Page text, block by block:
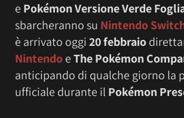
e Pokémon Versione Verde
sbarcheranno su Nintendo
è arrivato oggi20 febbraio
NintendoeThe Pokémon
anticipando di qualche giorno la
ufficiale durante il Pokémon